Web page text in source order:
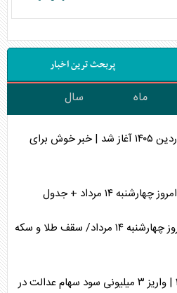
پربحث ترین اخبار
ماه سال
واریز مابه‌التفاوت حقوق فروردین ۱۴۰۵ آغاز شد | خبر خوش برای
۱۴ مرداد + جدول
آخرین قیمت طلا و سکه امروز چهارشنبه ۱۴ مرداد/ سقف طلا و سکه
واریز سود سهام عدالت ۱۴۰۵ | واریز ۳ میلیونی سود سهام عدالت در